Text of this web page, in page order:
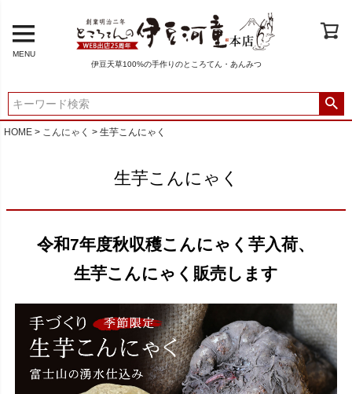
MENU
伊豆天草100%の手作りのところてん・あんみつ
HOME こんにゃく 生芋こんにゃく
生芋こんにゃく
令和7年度秋収穫こんにゃく芋入荷、
生芋こんにゃく販売します